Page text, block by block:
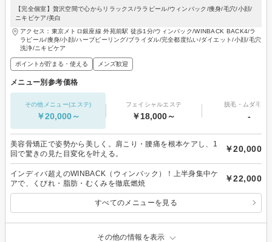
【完全個室】贅沢空間で心からリラックス/ララピール/ウィンバック/痩身/毛穴/小顔/
ニキビケア/美白
アクセス：東京メトロ銀座線 外苑前駅 徒歩1分/ウィンバック/WINBACK BACK4/ラ
ラピール/痩身/小顔/ハーブピーリング/ブライダル/完全都度払い/ダイエット/小顔/毛穴
洗浄/ニキビケア
ポイントが貯まる・使える メンズ歓迎
メニュー別参考価格
その他メニュー(エステ)
￥20,000～
フェイシャルエステ
￥18,000～
脱毛・ムダ毛処
-
美容骨矯正で姿勢から美しく。肩こり・腰痛を根本ケアし、1
回で驚きの見た目変化を叶える。
￥20,000
インディバ超えのWINBACK（ウィンバック）！上半身集中ケ
アで、くびれ・脂肪・むくみを徹底燃焼
￥22,000
すべてのメニューを見る
その他の情報を表示